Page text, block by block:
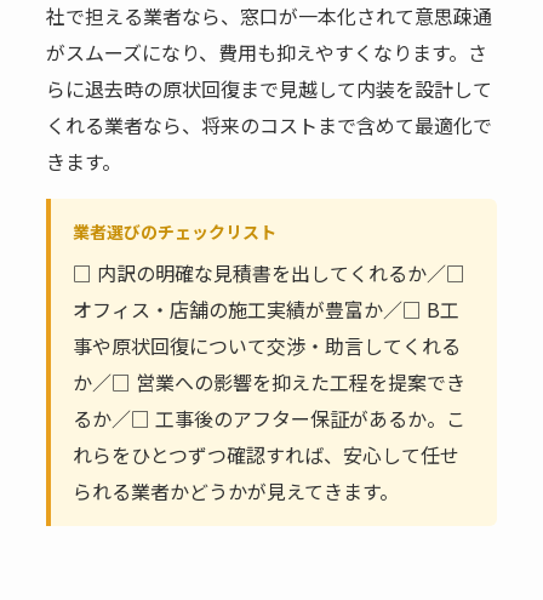
社で担える業者なら、窓口が一本化されて意思疎通
がスムーズになり、費用も抑えやすくなります。さ
らに退去時の原状回復まで見越して内装を設計して
くれる業者なら、将来のコストまで含めて最適化で
きます。
業者選びのチェックリスト
□ 内訳の明確な見積書を出してくれるか／□
オフィス・店舗の施工実績が豊富か／□ B工
事や原状回復について交渉・助言してくれる
か／□ 営業への影響を抑えた工程を提案でき
るか／□ 工事後のアフター保証があるか。こ
れらをひとつずつ確認すれば、安心して任せ
られる業者かどうかが見えてきます。